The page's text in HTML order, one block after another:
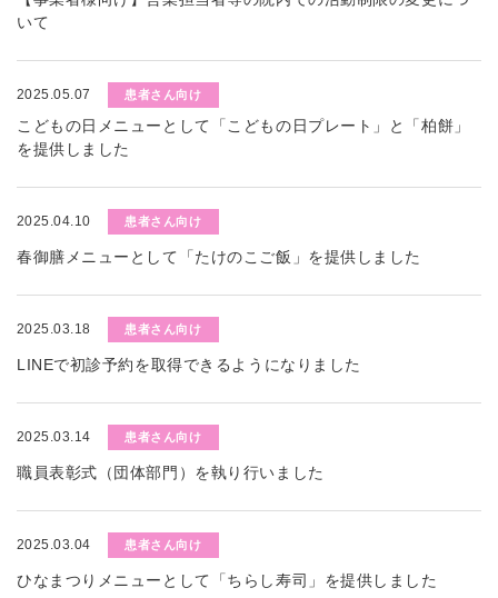
いて
2025.05.07 患者さん向け
こどもの日メニューとして「こどもの日プレート」と「柏餅」
を提供しました
2025.04.10 患者さん向け
春御膳メニューとして「たけのこご飯」を提供しました
2025.03.18 患者さん向け
LINEで初診予約を取得できるようになりました
2025.03.14 患者さん向け
職員表彰式（団体部門）を執り行いました
2025.03.04 患者さん向け
ひなまつりメニューとして「ちらし寿司」を提供しました